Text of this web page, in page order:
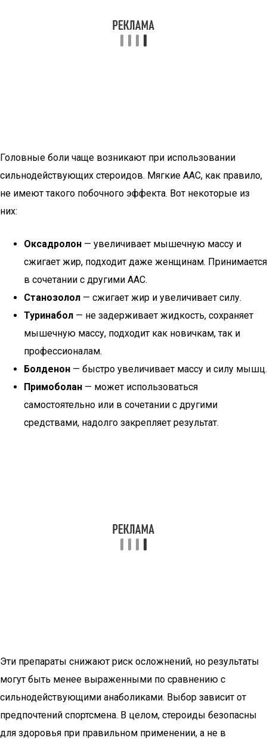
Головные боли чаще возникают при использовании
сильнодействующих стероидов. Мягкие ААС, как правило,
не имеют такого побочного эффекта. Вот некоторые из
них:
Оксадролон — увеличивает мышечную массу и
сжигает жир, подходит даже женщинам. Принимается
в сочетании с другими ААС.
Станозолол — сжигает жир и увеличивает силу.
Туринабол — не задерживает жидкость, сохраняет
мышечную массу, подходит как новичкам, так и
профессионалам.
Болденон — быстро увеличивает массу и силу мышц.
Примоболан — может использоваться
самостоятельно или в сочетании с другими
средствами, надолго закрепляет результат.
Эти препараты снижают риск осложнений, но результаты
могут быть менее выраженными по сравнению с
сильнодействующими анаболиками. Выбор зависит от
предпочтений спортсмена. В целом, стероиды безопасны
для здоровья при правильном применении, а не в